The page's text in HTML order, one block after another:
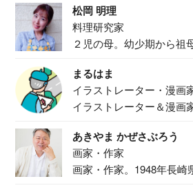
松岡 明理
料理研究家
２児の母。幼少期から祖
まるはま
イラストレーター・漫画
イラストレーター＆漫画
あきやま かぜさぶろう
画家・作家
画家・作家。1948年長崎